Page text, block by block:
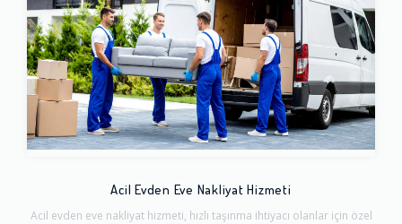
Acil Evden Eve Nakliyat Hizmeti
Acil evden eve nakliyat hizmeti, hızlı taşınma ihtiyacı olanlar için özel